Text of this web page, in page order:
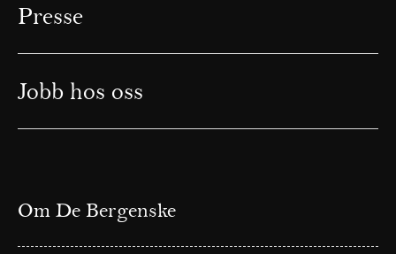
Presse
Jobb hos oss
Om De Bergenske